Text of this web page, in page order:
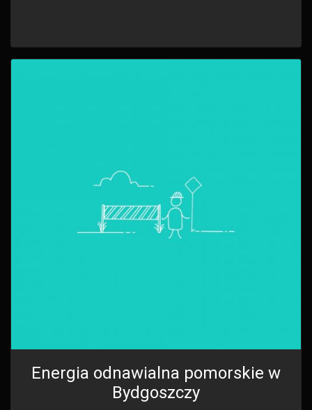
Energia odnawialna pomorskie w
Bydgoszczy